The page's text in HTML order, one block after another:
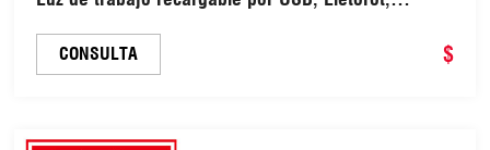
inalámbrica, para obras de construcción, para
camping, taller, garaje (FRLS10)
CONSULTA $